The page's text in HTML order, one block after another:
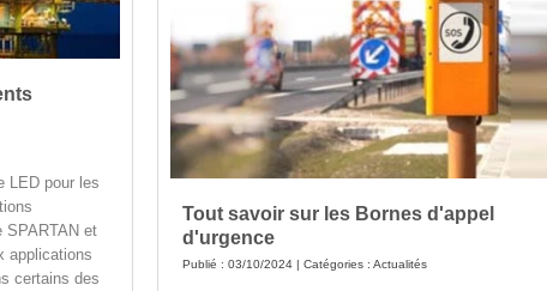
LED pour les
SPARTAN et
applications
certains des
Tout savoir sur les Bornes d'appel
d'urgence
Publié : 03/10/2024 | Catégories : Actualités